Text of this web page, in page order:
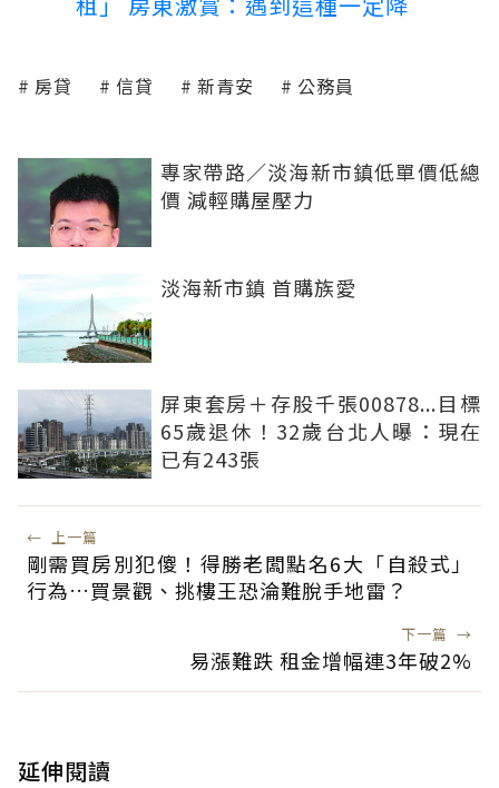
房貸 信貸 新青安 公務員
專家帶路／淡海新市鎮低單價低總
價 減輕購屋壓力
淡海新市鎮 首購族愛
屏東套房＋存股千張00878...目標
65歲退休！32歲台北人曝：現在
已有243張
← 上一篇
剛需買房別犯傻！得勝老闆點名6大「自殺式」
行為…買景觀、挑樓王恐淪難脫手地雷？
下一篇 →
易漲難跌 租金增幅連3年破2%
延伸閱讀